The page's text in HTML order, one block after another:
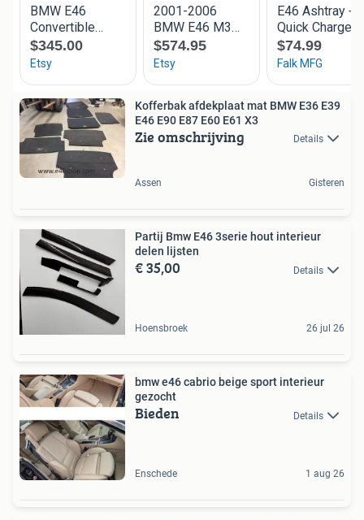
Kofferbak afdekplaat mat BMW E36 E39
E46 E90 E87 E60 E61 X3
Zie omschrijving Details
Assen Gisteren
Partij Bmw E46 3serie hout interieur
delen lijsten
€ 35,00 Details
Hoensbroek 26 jul 26
bmw e46 cabrio beige sport interieur
gezocht
Bieden Details
Enschede 1 aug 26